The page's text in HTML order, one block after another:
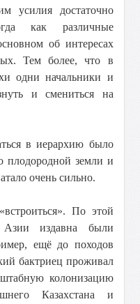
усилия достаточно
как различные
об интересах
Тем более, что в
одни начальники и
и смениться на
в иерархию было
плодородной земли и
очень сильно.
По этой
издавна были
ещё до походов
бактриец проживал
колонизацию
Казахстана и